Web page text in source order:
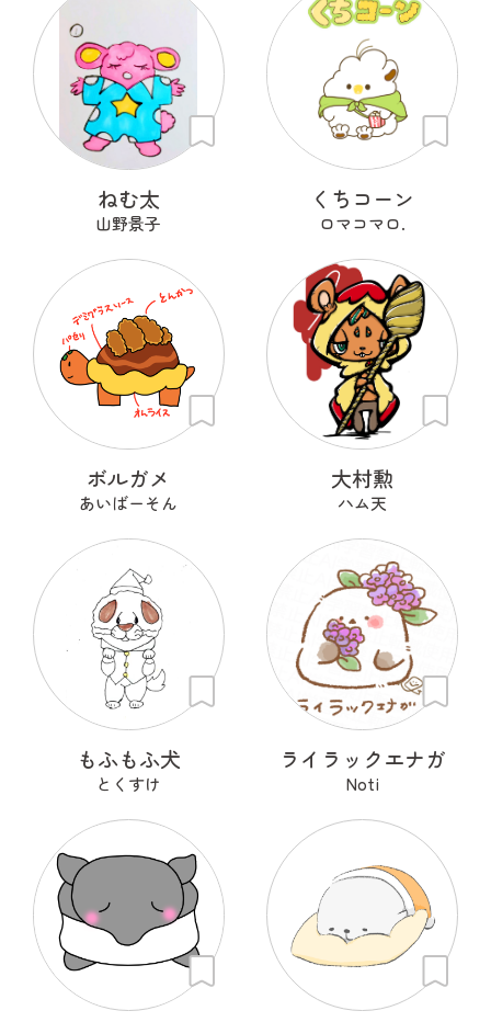
ねむ太
山野景子
くちコーン
ロマコマロ.
ボルガメ
あいばーそん
大村勲
ハム天
もふもふ犬
とくすけ
ライラックエナガ
Noti